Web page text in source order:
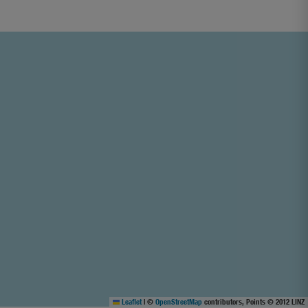
Leaflet | © OpenStreetMap contributors, Points © 2012 LINZ